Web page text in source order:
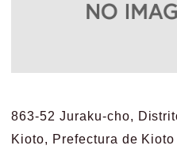
863-52 Juraku-cho,
Kioto, Prefectura de Kioto